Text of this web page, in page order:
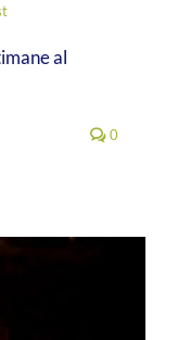
al
0